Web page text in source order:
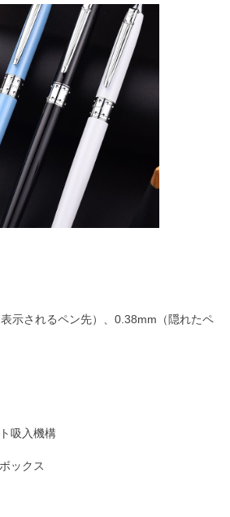
示されるペン先）、0.38mm（隠れたペ
吸入機構
ックス